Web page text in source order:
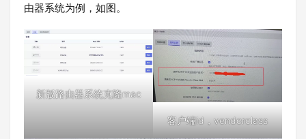
由器系统为例，如图。
新版路由器系统克隆mac
客户端id，vendorclass